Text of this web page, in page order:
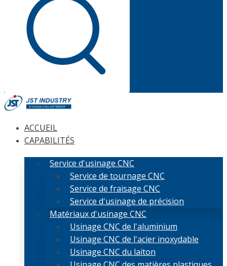
ACCUEIL
CAPABILITÉS
Service d'usinage CNC
Service de tournage CNC
Service de fraisage CNC
Service d'usinage de précision
Matériaux d'usinage CNC
Usinage CNC de l'aluminium
Usinage CNC de l'acier inoxydable
Usinage CNC du laiton